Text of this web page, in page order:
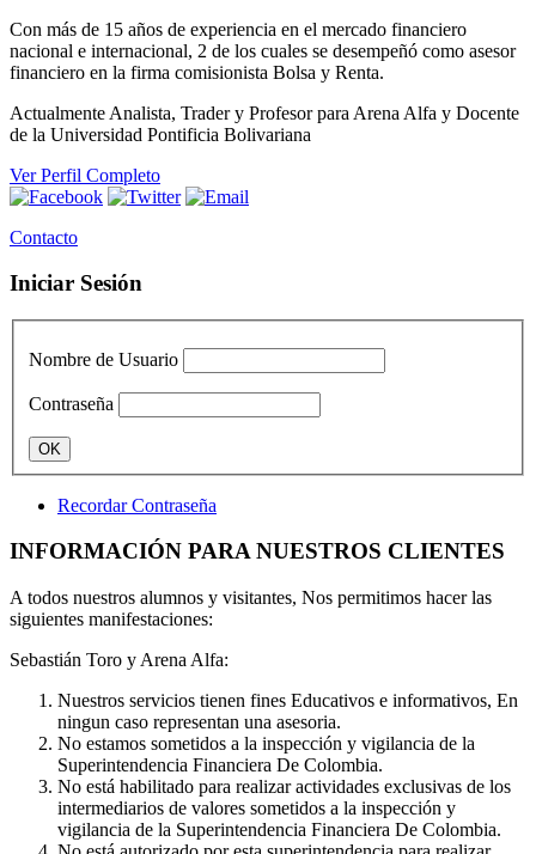
Con más de 15 años de experiencia en el mercado financiero
nacional e internacional, 2 de los cuales se desempeñó como asesor
financiero en la firma comisionista Bolsa y Renta.
Actualmente Analista, Trader y Profesor para Arena Alfa y Docente
de la Universidad Pontificia Bolivariana
Ver Perfil Completo
Contacto
Iniciar Sesión
Nombre de Usuario
Contraseña
Recordar Contraseña
INFORMACIÓN PARA NUESTROS CLIENTES
A todos nuestros alumnos y visitantes, Nos permitimos hacer las
siguientes manifestaciones:
Sebastián Toro y Arena Alfa:
Nuestros servicios tienen fines Educativos e informativos, En
ningun caso representan una asesoria.
No estamos sometidos a la inspección y vigilancia de la
Superintendencia Financiera De Colombia.
No está habilitado para realizar actividades exclusivas de los
intermediarios de valores sometidos a la inspección y
vigilancia de la Superintendencia Financiera De Colombia.